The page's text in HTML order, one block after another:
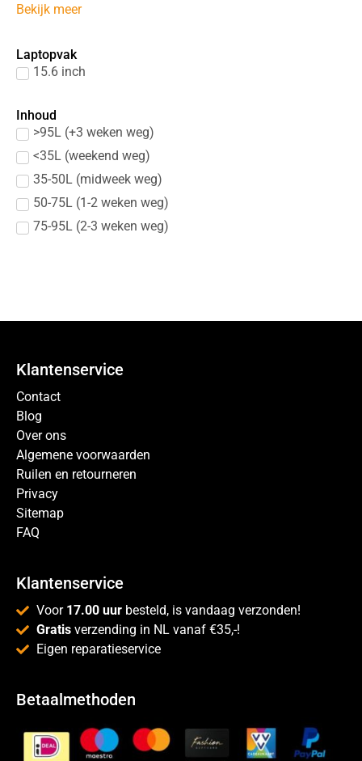
Bekijk meer
Laptopvak
15.6 inch
Inhoud
>95L (+3 weken weg)
<35L (weekend weg)
35-50L (midweek weg)
50-75L (1-2 weken weg)
75-95L (2-3 weken weg)
Klantenservice
Contact
Blog
Over ons
Algemene voorwaarden
Ruilen en retourneren
Privacy
Sitemap
FAQ
Klantenservice
Voor 17.00 uur besteld, is vandaag verzonden!
Gratis verzending in NL vanaf €35,-!
Eigen reparatieservice
Betaalmethoden